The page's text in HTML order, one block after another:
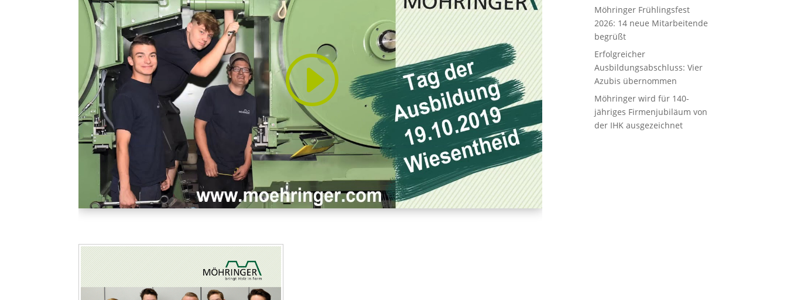
Möhringer Frühlingsfest
2026: 14 neue Mitarbeitende
begrüßt
Erfolgreicher
Ausbildungsabschluss: Vier
Azubis übernommen
Möhringer wird für 140-
jähriges Firmenjubiläum von
der IHK ausgezeichnet